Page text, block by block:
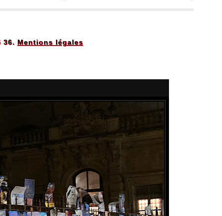
36. Mentions légales